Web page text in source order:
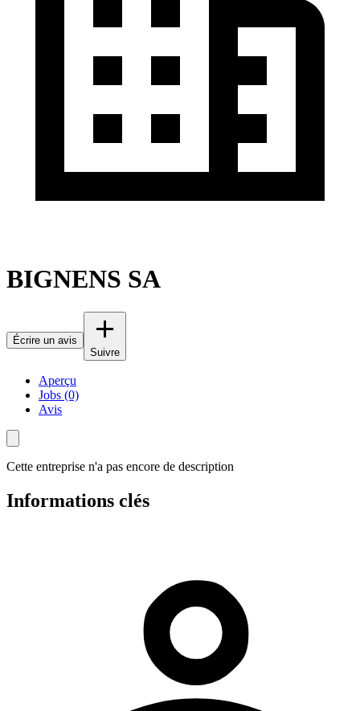
BIGNENS SA
Écrire un avis
Suivre
Aperçu
Jobs (0)
Avis
Cette entreprise n'a pas encore de description
Informations clés